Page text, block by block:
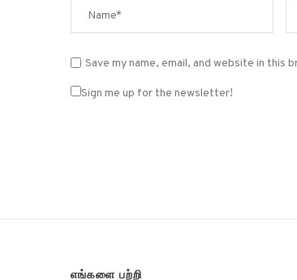
Save my name, email, and website in
Sign me up for the newsletter!
எங்களை பற்றி